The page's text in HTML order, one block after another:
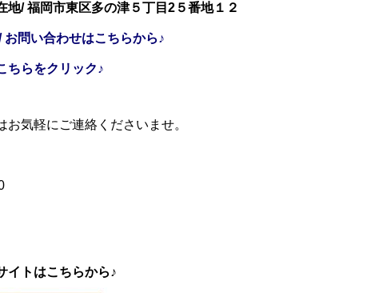
地/ 福岡市東区多の津５丁目2５番地１２
問い合わせはこちらから♪
ちらをクリック♪
お気軽にご連絡くださいませ。
イトはこちらから♪